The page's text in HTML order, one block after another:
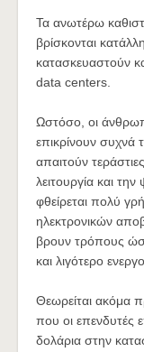
Τα ανωτέρω
βρίσκονται
κατασκευαστούν
data centers.
Ωστόσο, οι
επικρίνουν συχνά
απαιτούν
λειτουργία και
φθείρεται πολύ
ηλεκτρονικών
βρουν τρόπους
και λιγότερο
Θεωρείται ακόμα
που οι επενδυτές
δολάρια στην